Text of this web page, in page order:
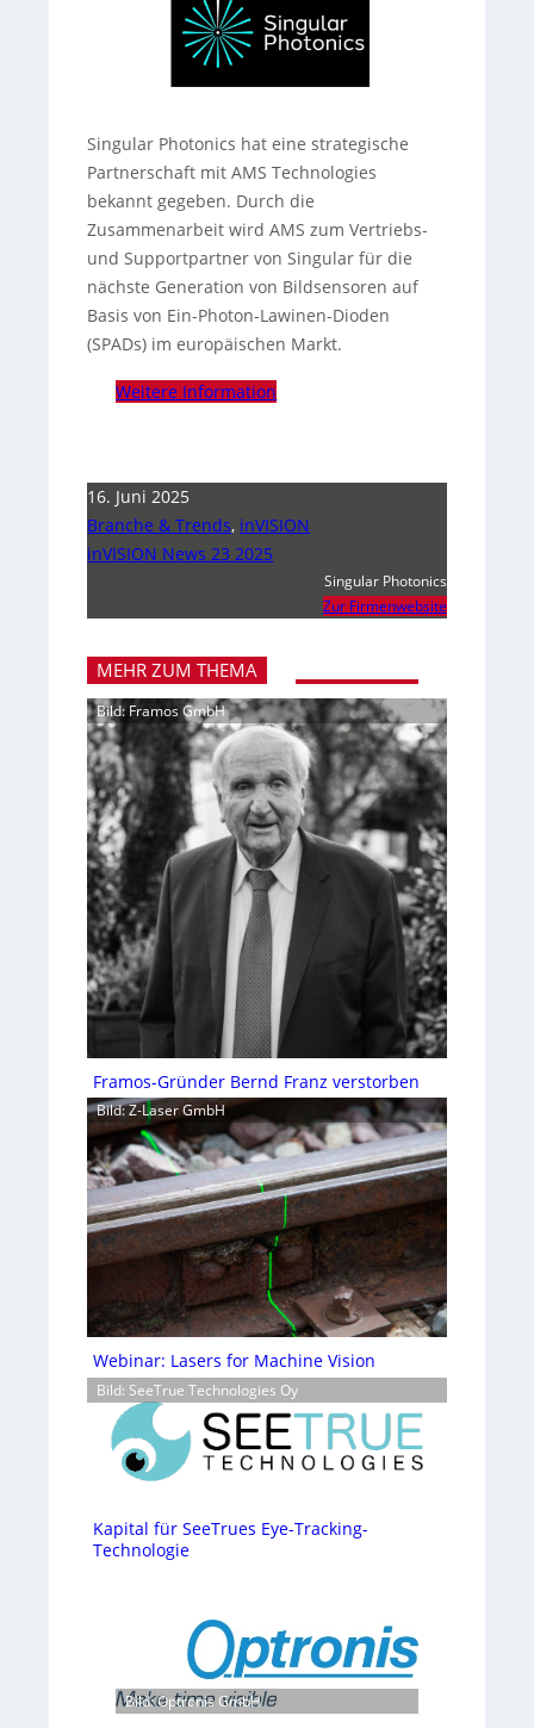
Singular Photonics hat eine strategische
Partnerschaft mit AMS Technologies
bekannt gegeben. Durch die
Zusammenarbeit wird AMS zum Vertriebs-
und Supportpartner von Singular für die
nächste Generation von Bildsensoren auf
Basis von Ein-Photon-Lawinen-Dioden
(SPADs) im europäischen Markt.
Weitere Information
16. Juni 2025
Branche & Trends, inVISION
inVISION News 23 2025
Singular Photonics
Zur Firmenwebsite
MEHR ZUM THEMA
Bild: Framos GmbH
Framos-Gründer Bernd Franz verstorben
Bild: Z-Laser GmbH
Webinar: Lasers for Machine Vision
Bild: SeeTrue Technologies Oy
Kapital für SeeTrues Eye-Tracking-
Technologie
Bild: Optronis GmbH